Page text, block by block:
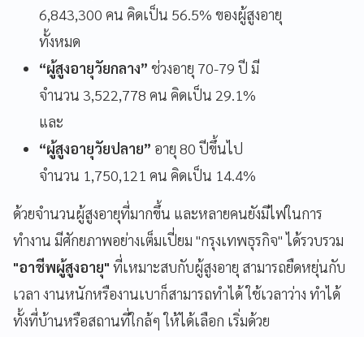
6,843,300 คน คิดเป็น 56.5% ของผู้สูงอายุ
ทั้งหมด
“ผู้สูงอายุวัยกลาง” ช่วงอายุ 70-79 ปี มี
จำนวน 3,522,778 คน คิดเป็น 29.1%
และ
“ผู้สูงอายุวัยปลาย” อายุ 80 ปีขึ้นไป
จำนวน 1,750,121 คน คิดเป็น 14.4%
ด้วยจำนวนผู้สูงอายุที่มากขึ้น และหลายคนยังมีไฟในการ
ทำงาน มีศักยภาพอย่างเต็มเปี่ยม "กรุงเทพธุรกิจ" ได้รวบรวม
"อาชีพผู้สูงอายุ" ที่เหมาะสบกับผู้สูงอายุ สามารถยืดหยุ่นกับ
เวลา งานหนักหรืองานเบาก็สามารถทำได้ ใช้เวลาว่าง ทำได้
ทั้งที่บ้านหรือสถานที่ใกล้ๆ ให้ได้เลือก เริ่มด้วย